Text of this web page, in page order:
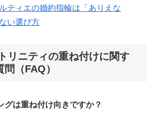
ティエの婚約指輪は「ありえな
い選び方
リニティの重ね付けに関す
（FAQ）
グは重ね付け向きですか？